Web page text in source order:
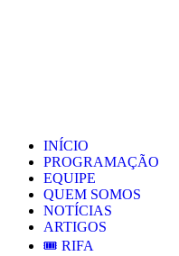
INÍCIO
PROGRAMAÇÃO
EQUIPE
QUEM SOMOS
NOTÍCIAS
ARTIGOS
🎟️ RIFA